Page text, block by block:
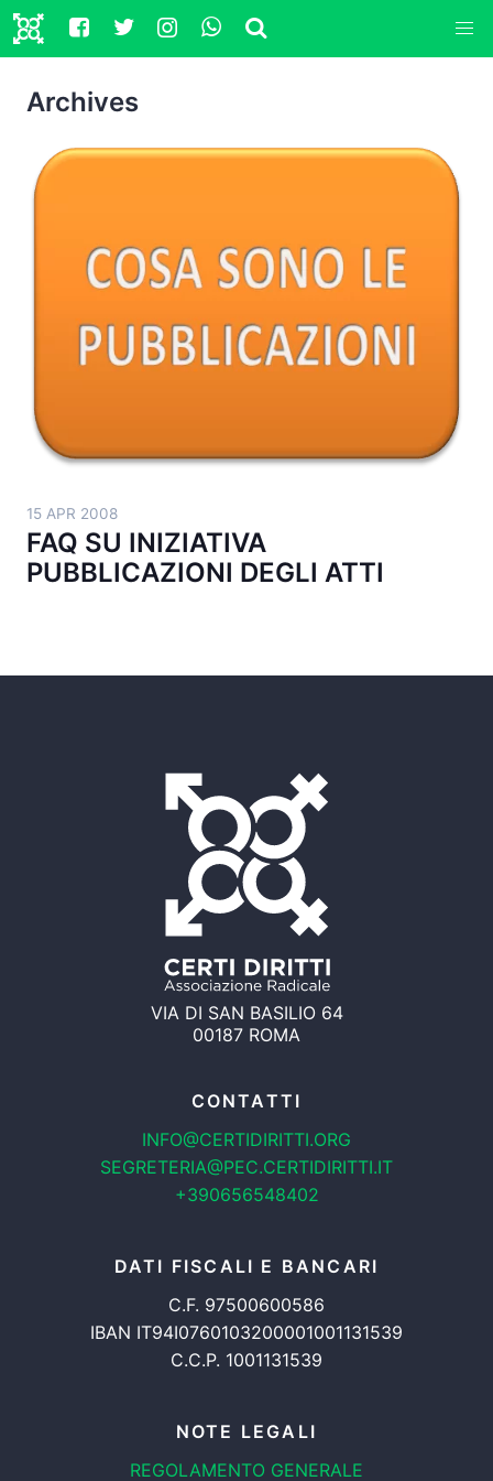
Archives
15 APR 2008
FAQ SU INIZIATIVA
PUBBLICAZIONI DEGLI ATTI
VIA DI SAN BASILIO 64
00187 ROMA
CONTATTI
INFO@CERTIDIRITTI.ORG
SEGRETERIA@PEC.CERTIDIRITTI.IT
+390656548402
DATI FISCALI E BANCARI
C.F. 97500600586
IBAN IT94I0760103200001001131539
C.C.P. 1001131539
NOTE LEGALI
REGOLAMENTO GENERALE